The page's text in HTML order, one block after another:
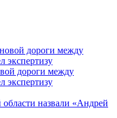
дороги между
экспертизу